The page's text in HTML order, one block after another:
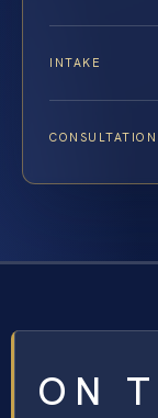
INTAKE
CONSULTATION
ON